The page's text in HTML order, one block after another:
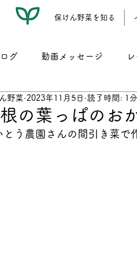
保けん野菜を知る
グ 動画メッセージ
き我が家料理） レシピ（
の葉っぱのお
野菜 2023年11月5日 読了時間: 1分
とう農園さんの間引き菜で